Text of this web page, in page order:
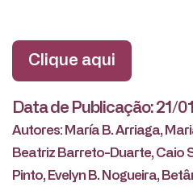
Clique aqui
Data de Publicação: 21/
Autores: María B. Arriaga,
Beatriz Barreto-Duarte, Caio
Pinto, Evelyn B. Nogueira,